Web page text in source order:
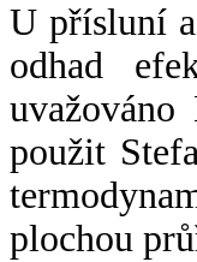
U přísluní
odhad
použit
plochou